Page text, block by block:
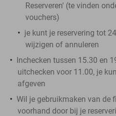
Reserveren' (te vinden
vouchers)
je kunt je reservering tot
wijzigen of annuleren
Inchecken tussen 15.30 en
uitchecken voor 11.00, je
afgeven
Wil je gebruikmaken van de
voorhand door bij je